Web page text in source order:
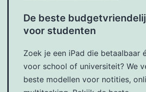
De beste
voor studenten
Zoek je een iPad die betaalbaar
voor school of universiteit? We
beste modellen voor notities,